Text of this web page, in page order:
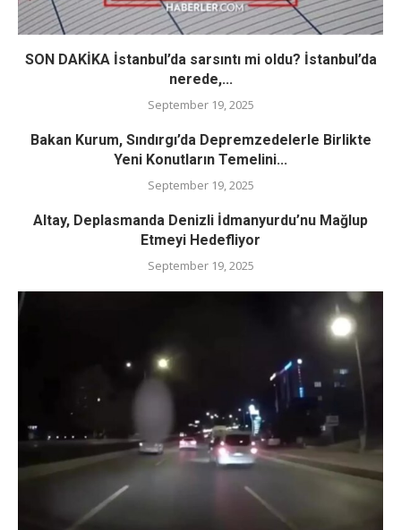
SON DAKİKA İstanbul’da sarsıntı mi oldu? İstanbul’da
nerede,...
September 19, 2025
Bakan Kurum, Sındırgı’da Depremzedelerle Birlikte
Yeni Konutların Temelini...
September 19, 2025
Altay, Deplasmanda Denizli İdmanyurdu’nu Mağlup
Etmeyi Hedefliyor
September 19, 2025